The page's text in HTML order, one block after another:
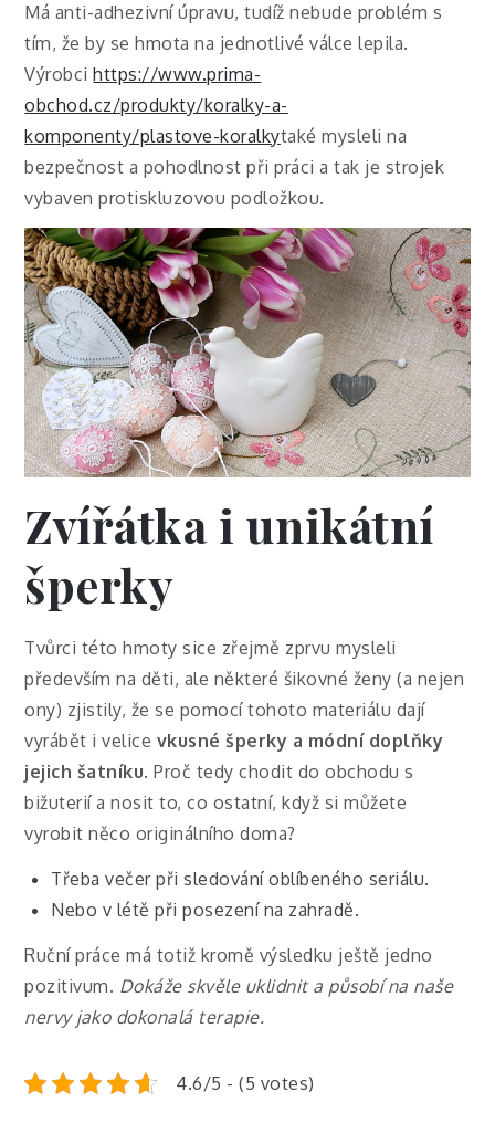
Má anti-adhezivní úpravu, tudíž nebude problém s
tím, že by se hmota na jednotlivé válce lepila.
Výrobcihttps://www.prima-
obchod.cz/produkty/koralky-a-
komponenty/plastove-koralkytaké mysleli na
bezpečnost a pohodlnost při práci a tak je strojek
vybaven protiskluzovou podložkou.
Zvířátka i unikátní
šperky
Tvůrci této hmoty sice zřejmě zprvu mysleli
především na děti, ale některé šikovné ženy (a nejen
ony) zjistily, že se pomocí tohoto materiálu dají
vyrábět i velice vkusné šperky a módní doplňky
jejich šatníku.Proč tedy chodit do obchodu s
bižuterií a nosit to, co ostatní, když si můžete
vyrobit něco originálního doma?
Třeba večer při sledování oblíbeného seriálu.
Nebo v létě při posezení na zahradě.
Ruční práce má totiž kromě výsledku ještě jedno
pozitivum. Dokáže skvěle uklidnit a působí na naše
nervy jako dokonalá terapie.
4.6/5 - (5 votes)